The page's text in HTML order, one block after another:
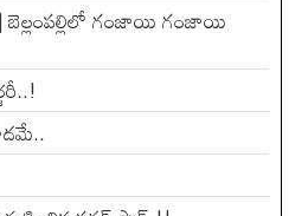
బెల్లంపల్లిలో గంజాయి గంజాయి